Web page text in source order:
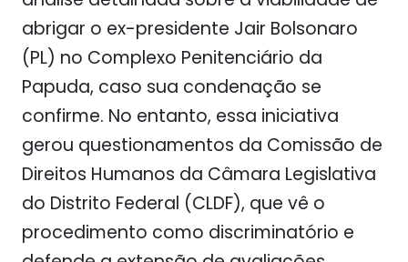
abrigar o ex-presidente Jair Bolsonaro
(PL) no Complexo Penitenciário da
Papuda, caso sua condenação se
confirme. No entanto, essa iniciativa
gerou questionamentos da Comissão de
Direitos Humanos da Câmara Legislativa
do Distrito Federal (CLDF), que vê o
procedimento como discriminatório e